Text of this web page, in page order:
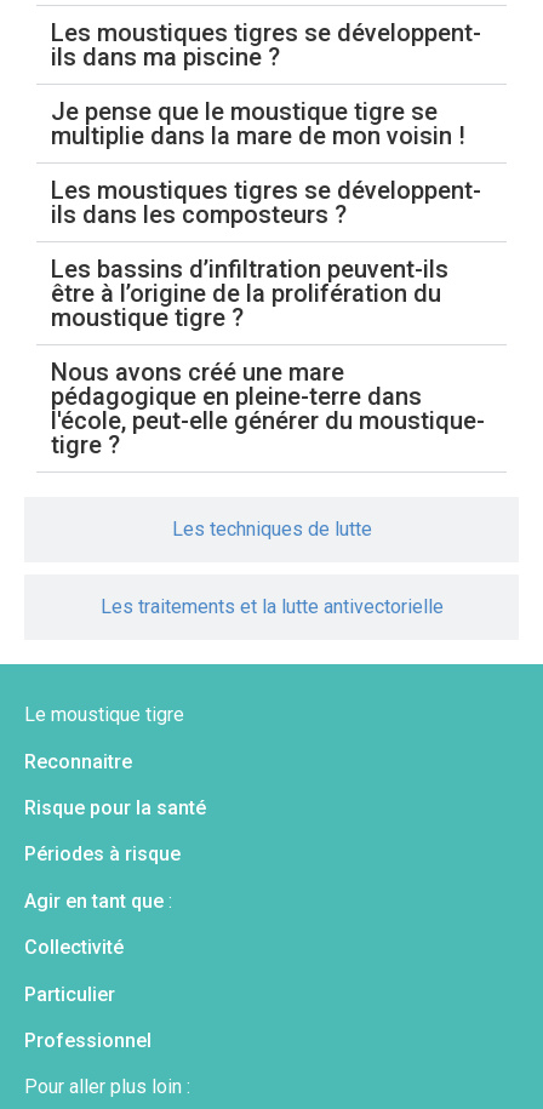
Les techniques de lutte
Les traitements et la lutte antivectorielle
Les moustiques tigres se développent-
ils dans ma piscine ?
Je pense que le moustique tigre se
multiplie dans la mare de mon voisin !
Les moustiques tigres se développent-
ils dans les composteurs ?
Les bassins d’infiltration peuvent-ils
être à l’origine de la prolifération du
moustique tigre ?
Nous avons créé une mare
pédagogique en pleine-terre dans
l'école, peut-elle générer du moustique-
tigre ?
Le moustique tigre
Reconnaitre
Risque pour la santé
Périodes à risque
Agir en tant que :
Collectivité
Particulier
Professionnel
Pour aller plus loin :